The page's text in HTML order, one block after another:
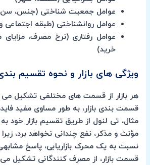
عوامل جمعیت شناختی (جنس،
عوامل روانشناختی (طبقه
عوامل رفتاری (نرخ مصرف، مزایای
خرید)
ویژگی های بازار و نحوه تقسیم بندی
هر بازار از قسمت های مختلفی تشکیل
قسمت بندی بازار، به طور مساوی مفید
مثال، تی لنول از طریق تقسیم بازار خود
مؤنث و مذکر، نفع چندانی نخواهد برد،
نسبت به یک محرک بازاریابی، پاسخ
قسمت بازار، از مصرف کنندگانی تشکیل